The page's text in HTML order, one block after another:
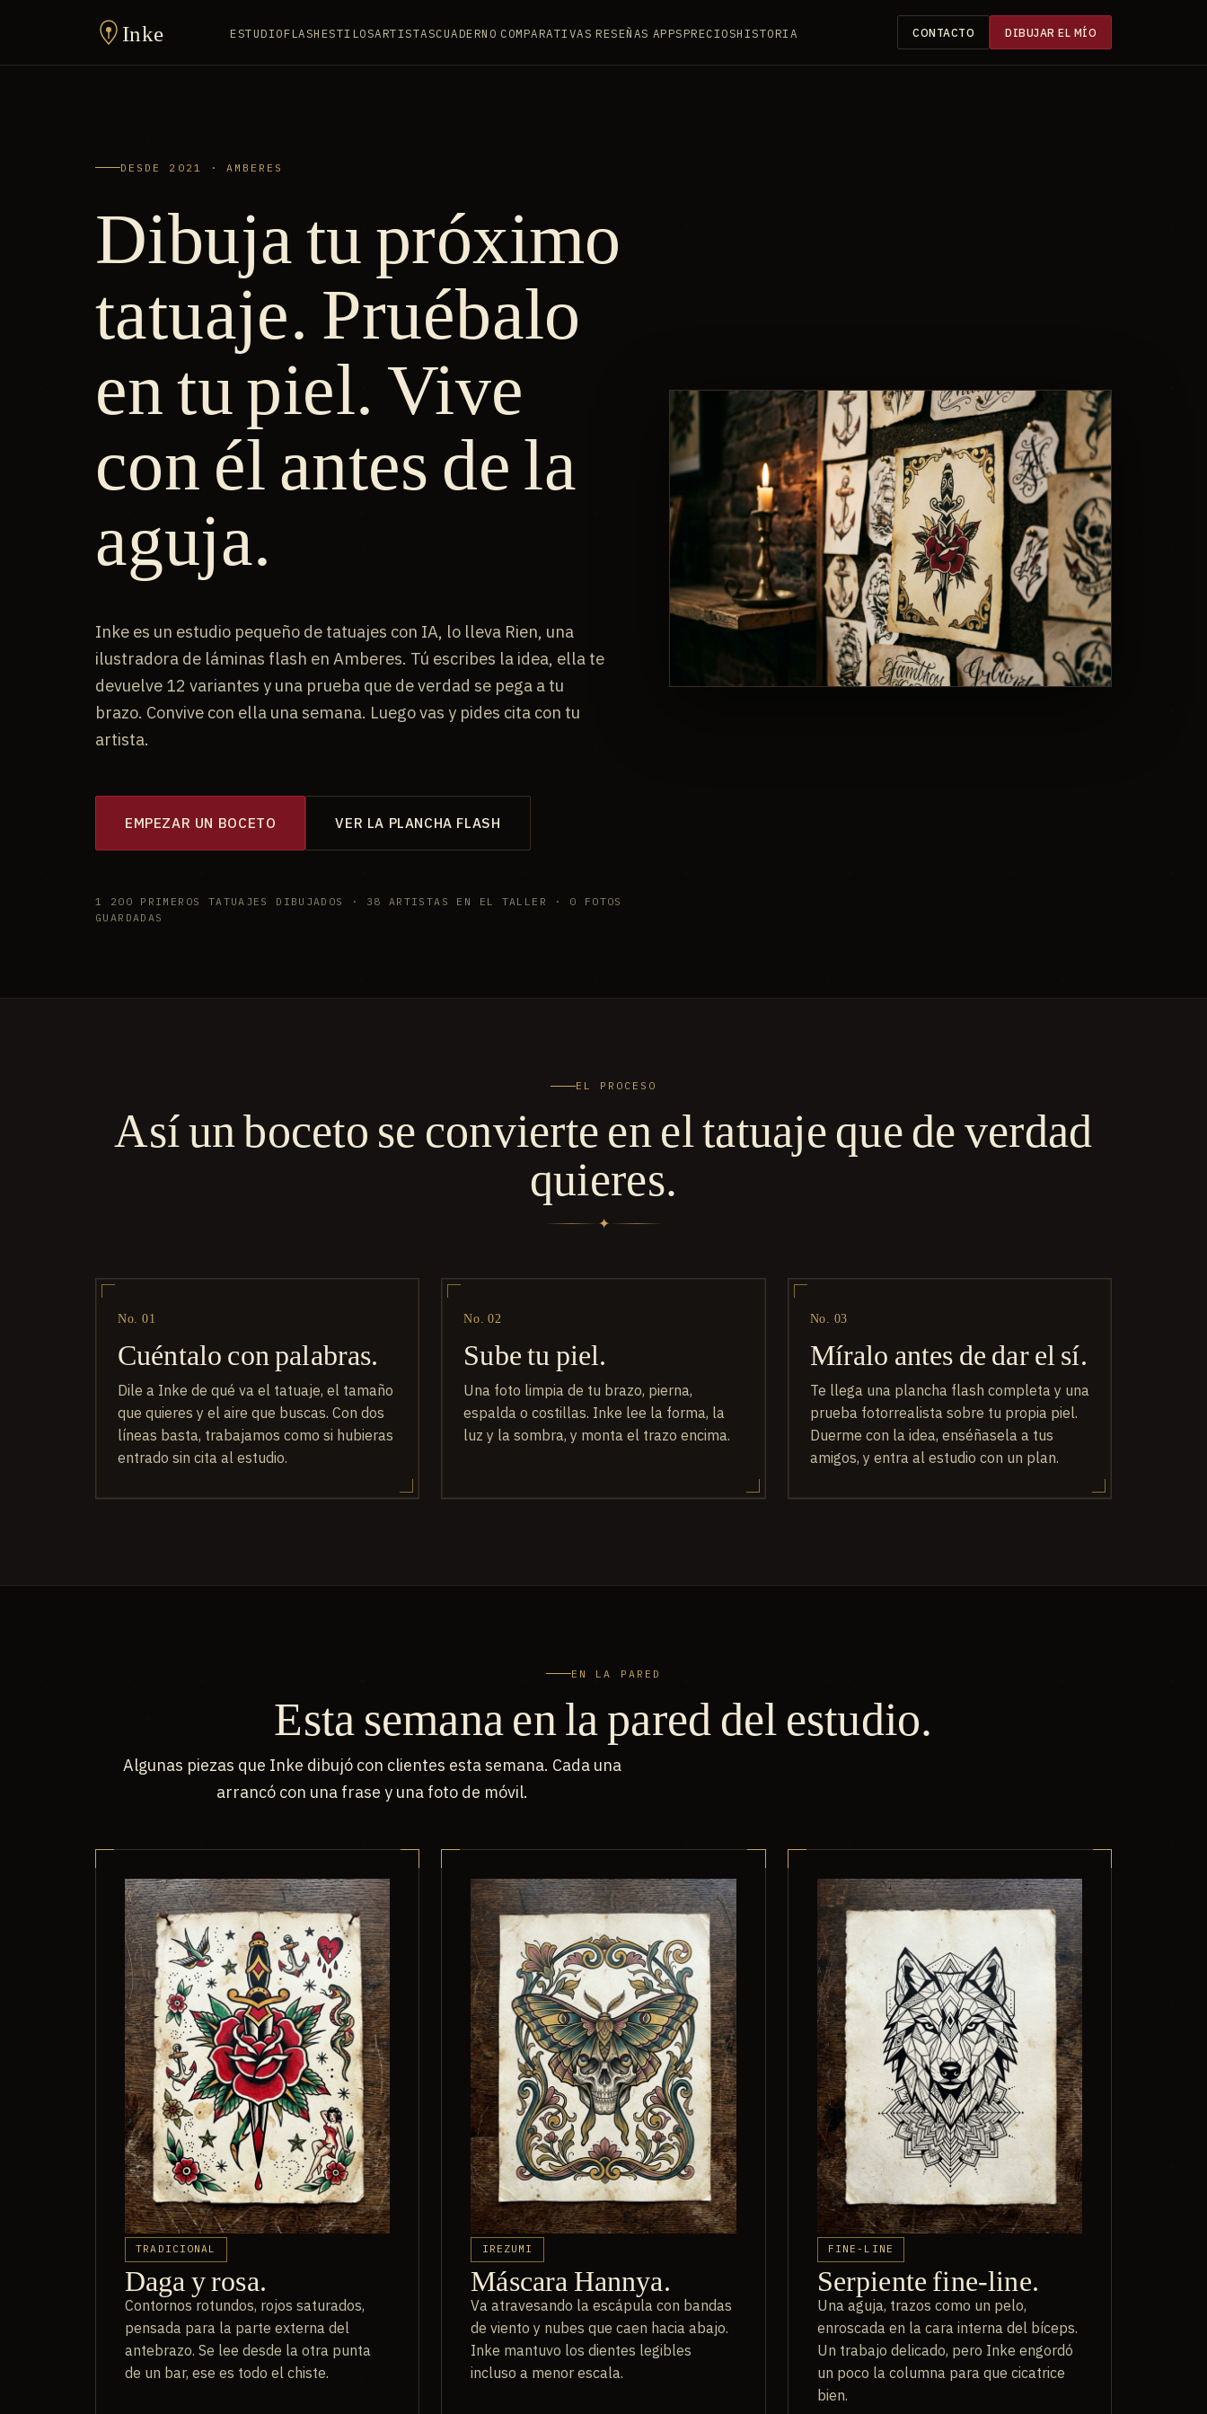
Inke ESTUDIOFLASH ESTILOSARTISTASCUADERNO COMPARATIVAS RESEÑAS APPSPRECIOSHISTORIA CONTACTO DIBUJAR EL MÍO
DESDE 2021 · AMBERES
Dibuja tu próximo
tatuaje. Pruébalo
en tu piel. Vive
con él antes de la
aguja.
Inke es un estudio pequeño de tatuajes con IA, lo lleva Rien, una
ilustradora de láminas flash en Amberes. Tú escribes la idea, ella te
devuelve 12 variantes y una prueba que de verdad se pega a tu
brazo. Convive con ella una semana. Luego vas y pides cita con tu
artista.
EMPEZAR UN BOCETO VER LA PLANCHA FLASH
1 200 PRIMEROS TATUAJES DIBUJADOS · 38 ARTISTAS EN EL TALLER · 0 FOTOS
GUARDADAS
EL PROCESO
Así un boceto se convierte en el tatuaje que de verdad
quieres.
✦
No. 01
Cuéntalo con palabras.
Dile a Inke de qué va el tatuaje, el tamaño
que quieres y el aire que buscas. Con dos
líneas basta, trabajamos como si hubieras
entrado sin cita al estudio.
No. 02
Sube tu piel.
Una foto limpia de tu brazo, pierna,
espalda o costillas. Inke lee la forma, la
luz y la sombra, y monta el trazo encima.
No. 03
Míralo antes de dar el sí.
Te llega una plancha flash completa y una
prueba fotorrealista sobre tu propia piel.
Duerme con la idea, enséñasela a tus
amigos, y entra al estudio con un plan.
EN LA PARED
Esta semana en la pared del estudio.
Algunas piezas que Inke dibujó con clientes esta semana. Cada una
arrancó con una frase y una foto de móvil.
TRADICIONAL
Daga y rosa.
Contornos rotundos, rojos saturados,
pensada para la parte externa del
antebrazo. Se lee desde la otra punta
de un bar, ese es todo el chiste.
IREZUMI
Máscara Hannya.
Va atravesando la escápula con bandas
de viento y nubes que caen hacia abajo.
Inke mantuvo los dientes legibles
incluso a menor escala.
FINE-LINE
Serpiente fine-line.
Una aguja, trazos como un pelo,
enroscada en la cara interna del bíceps.
Un trabajo delicado, pero Inke engordó
un poco la columna para que cicatrice
bien.